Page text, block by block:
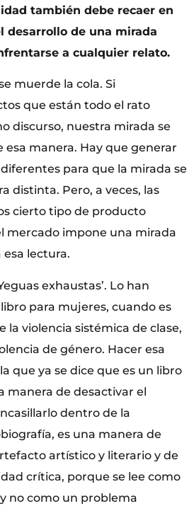
también debe recaer en
desarrollo de una mirada
a cualquier relato.
muerde la cola. Si
que están todo el rato
discurso, nuestra mirada se
esa manera. Hay que generar
para que la mirada se
distinta. Pero, a veces, las
cierto tipo de producto
mercado impone una mirada
lectura.
exhaustas’. Lo han
para mujeres, cuando es
la violencia sistémica de clase,
de género. Hacer esa
que ya se dice que es un libro
manera de desactivar el
dentro de la
es una manera de
artístico y literario y de
crítica, porque se lee como
no como un problema